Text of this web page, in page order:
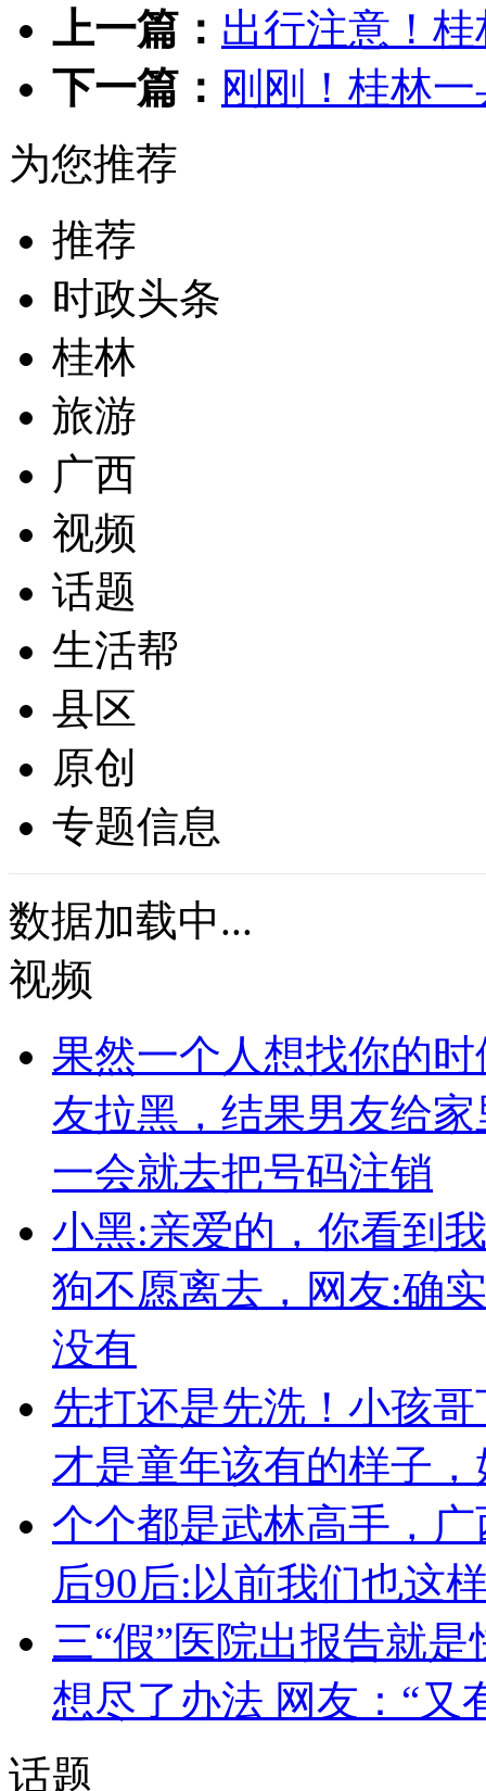
上一篇： 出行注意！
下一篇： 刚刚！桂林
为您推荐
推荐
时政头条
桂林
旅游
广西
视频
话题
生活帮
县区
原创
专题信息
数据加载中...
视频
果然一个人想找你的
友拉黑，结果男友给
一会就去把号码注销
小黑:亲爱的，你看到
狗不愿离去，网友:确
没有
先打还是先洗！小孩
才是童年该有的样子
个个都是武林高手，
后90后:以前我们也这
三“假”医院出报告就
想尽了办法 网友：“又
话题